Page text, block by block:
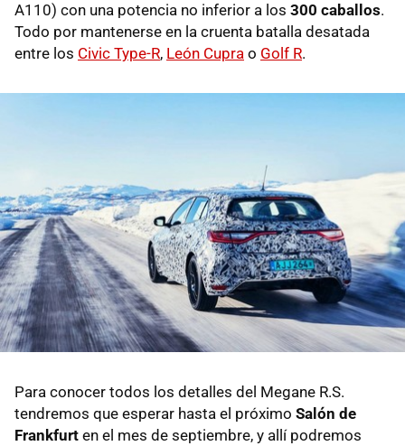
A110) con una potencia no inferior a los 300 caballos.
Todo por mantenerse en la cruenta batalla desatada
entre los Civic Type-R, León Cupra o Golf R.
Para conocer todos los detalles del Megane R.S.
tendremos que esperar hasta el próximo Salón de
Frankfurt en el mes de septiembre, y allí podremos